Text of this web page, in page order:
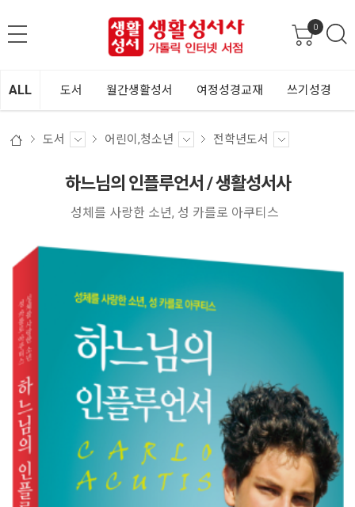
0
ALL 도서 월간생활성서 여정성경교재 쓰기성경
도서 어린이,청소년 전학년도서
하느님의 인플루언서 / 생활성서사
성체를 사랑한 소년, 성 카를로 아쿠티스